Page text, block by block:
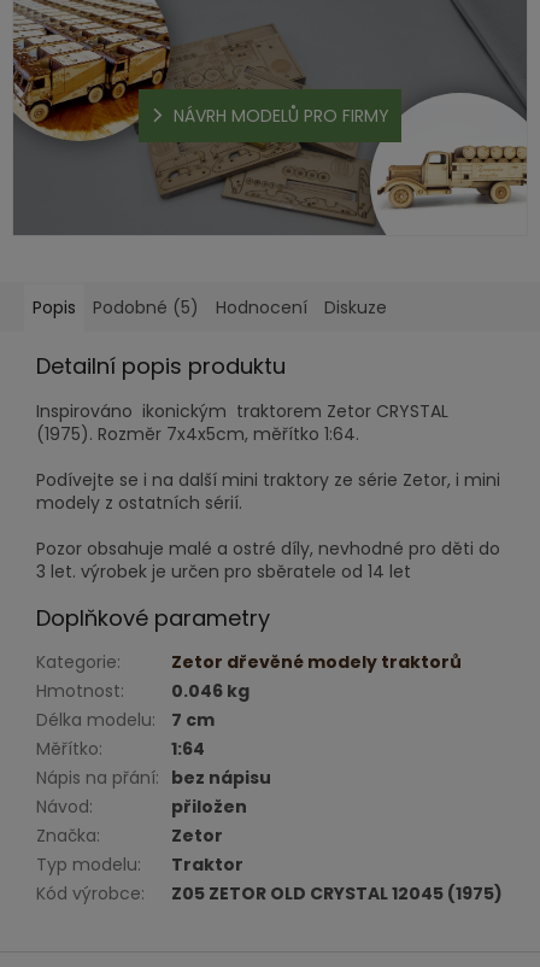
NÁVRH MODELŮ PRO FIRMY
Popis Podobné (5) Hodnocení Diskuze
Detailní popis produktu
Inspirováno ikonickým traktorem Zetor CRYSTAL
(1975). Rozměr 7x4x5cm, měřítko 1:64.
Podívejte se i na další mini traktory ze série Zetor, i mini
modely z ostatních sérií.
Pozor obsahuje malé a ostré díly, nevhodné pro děti do
3 let. výrobek je určen pro sběratele od 14 let
Doplňkové parametry
Kategorie:
Zetor dřevěné modely traktorů
Hmotnost:
0.046 kg
Délka modelu:
7 cm
Měřítko:
1:64
Nápis na přání: bez nápisu
Návod:
přiložen
Značka:
Zetor
Typ modelu:
Traktor
Kód výrobce: Z05 ZETOR OLD CRYSTAL 12045 (1975)